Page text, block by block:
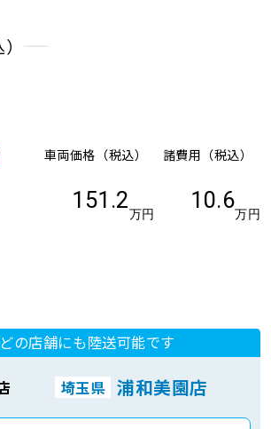
車両価格（税込）
151.2
万円
諸費用（税込）
10.6
万円
の店舗にも陸送可能です
埼玉県 浦和美園店